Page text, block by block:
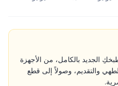
الجديد بالكامل، من الأجهزة
والتقديم، وصولاً إلى قطع